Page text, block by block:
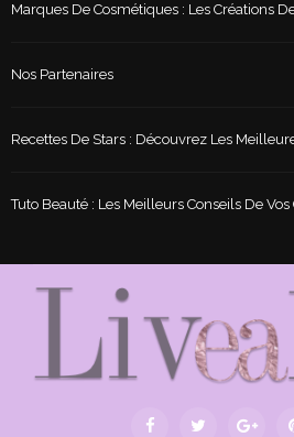
Marques De Cosmétiques : Les Créations
Nos Partenaires
Recettes De Stars : Découvrez Les
Tuto Beauté : Les Meilleurs Conseils De